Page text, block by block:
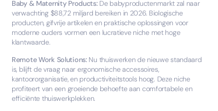
Baby & Maternity Products:De babyproductenmarkt zal naar
verwachting $88,72 miljard bereiken in 2026. Biologische
producten, gifvrije artikelen en praktische oplossingen voor
moderne ouders vormen een lucratieve niche met hoge
klantwaarde.
Remote Work Solutions:Nu thuiswerken de nieuwe standaard
is, blijft de vraag naar ergonomische accessoires,
kantoororganisatie, en productiviteitstools hoog. Deze niche
profiteert van een groeiende behoefte aan comfortabele en
efficiënte thuiswerkplekken.